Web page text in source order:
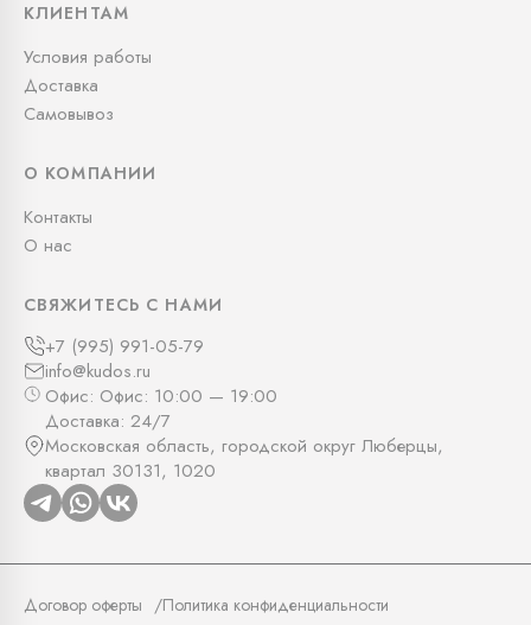
КЛИЕНТАМ
Условия работы
Доставка
Самовывоз
О КОМПАНИИ
Контакты
О нас
СВЯЖИТЕСЬ С НАМИ
+7 (995) 991-05-79
info@kudos.ru
Офис: Офис: 10:00 — 19:00
Доставка: 24/7
Московская область, городской округ Люберцы,
квартал 30131, 1020
Договор оферты Политика конфиденциальности